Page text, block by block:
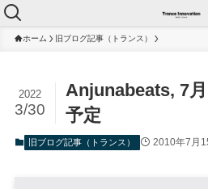
ホーム 旧ブログ記事（トランス）
Anjunabeats, 7
予定
2022
3/30
旧ブログ記事（トランス） 2010年7月